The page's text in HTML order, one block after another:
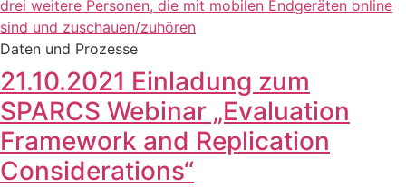
Daten und Prozesse
21.10.2021 Einladung zum
SPARCS Webinar „Evaluation
Framework and Replication
Considerations“